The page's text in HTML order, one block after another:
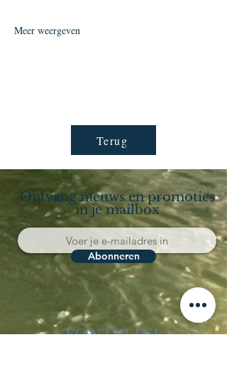
Meer weergeven
Terug
Ontvang nieuws en promoties
in je mailbox
Abonneren